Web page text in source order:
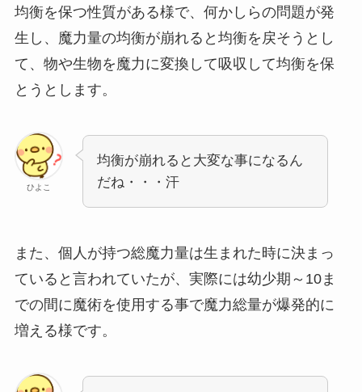
均衡を保つ性質がある様で、何かしらの問題が発
生し、魔力量の均衡が崩れると均衡を戻そうとし
て、物や生物を魔力に変換して吸収して均衡を保
とうとします。
ひよこ
均衡が崩れると大変な事になるん
だね・・・汗
また、個人が持つ総魔力量は生まれた時に決まっ
ていると言われていたが、実際には幼少期～10ま
での間に魔術を使用する事で魔力総量が爆発的に
増える様です。